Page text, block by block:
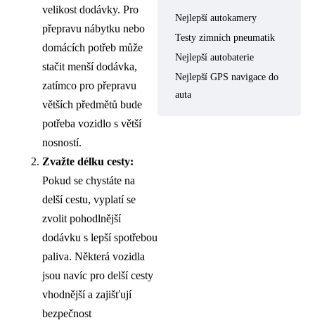
velikost dodávky. Pro
přepravu nábytku nebo
domácích potřeb může
stačit menší dodávka,
zatímco pro přepravu
větších předmětů bude
potřeba vozidlo s větší
nosností.
Zvažte délku cesty:
Pokud se chystáte na
delší cestu, vyplatí se
zvolit pohodlnější
dodávku s lepší spotřebou
paliva. Některá vozidla
jsou navíc pro delší cesty
vhodnější a zajišťují
bezpečnost
Nejlepší autokamery
Testy zimních pneumatik
Nejlepší autobaterie
Nejlepší GPS navigace do
auta